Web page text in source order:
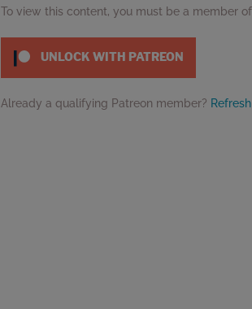
To view this content, you must be a member
UNLOCK WITH PATREON
Already a qualifying Patreon member? Refresh